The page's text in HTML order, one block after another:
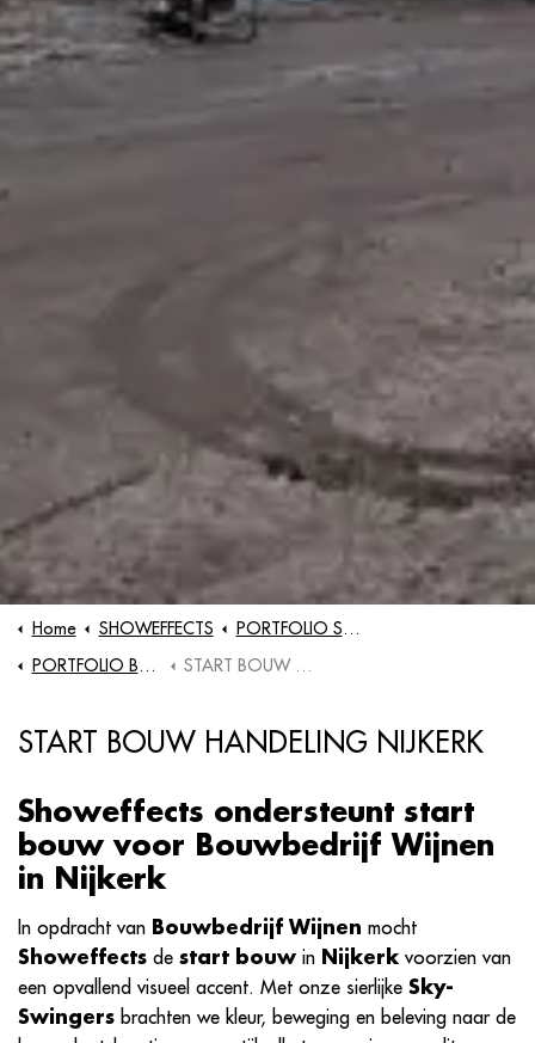
Home SHOWEFFECTS PORTFOLIO SHOWS
PORTFOLIO BOUWPLAATS HANDELING START BOUW HANDELING NIJKERK
START BOUW HANDELING NIJKERK
Showeffects ondersteunt start
bouw voor Bouwbedrijf Wijnen
in Nijkerk
In opdracht van Bouwbedrijf Wijnen mocht
Showeffects de start bouw in Nijkerk voorzien van
een opvallend visueel accent. Met onze sierlijke Sky-
Swingers brachten we kleur, beweging en beleving naar de